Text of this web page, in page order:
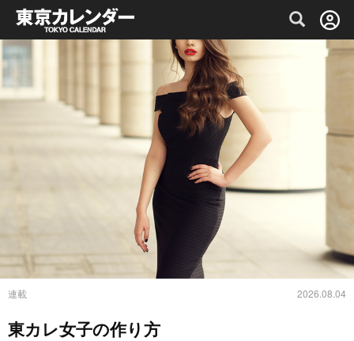
グルメ情報・プレミアムレストラン予約
連載 2026.08.04
東カレ女子の作り方